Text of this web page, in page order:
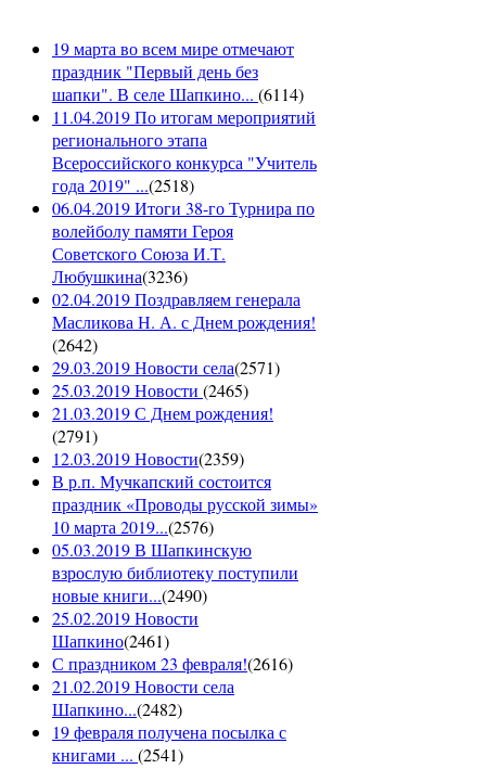
19 марта во всем мире отмечают
праздник "Первый день без
шапки". В селе Шапкино... (6114)
11.04.2019 По итогам мероприятий
регионального этапа
Всероссийского конкурса "Учитель
года 2019" ...(2518)
06.04.2019 Итоги 38-го Турнира по
волейболу памяти Героя
Советского Союза И.Т.
Любушкина(3236)
02.04.2019 Поздравляем генерала
Масликова Н. А. с Днем рождения!
(2642)
29.03.2019 Новости села(2571)
25.03.2019 Новости (2465)
21.03.2019 С Днем рождения!
(2791)
12.03.2019 Новости(2359)
В р.п. Мучкапский состоится
праздник «Проводы русской зимы»
10 марта 2019...(2576)
05.03.2019 В Шапкинскую
взрослую библиотеку поступили
новые книги...(2490)
25.02.2019 Новости
Шапкино(2461)
С праздником 23 февраля!(2616)
21.02.2019 Новости села
Шапкино...(2482)
19 февраля получена посылка с
книгами ... (2541)